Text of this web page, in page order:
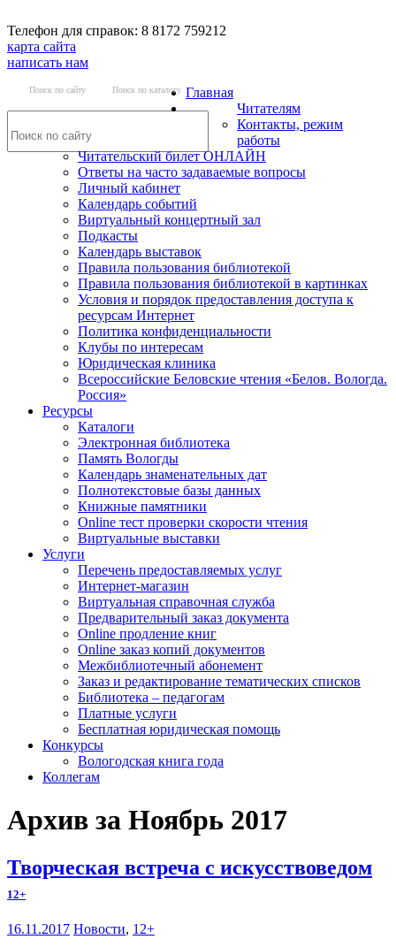
Телефон для справок: 8 8172 759212
карта сайта
написать нам
Поиск по сайту Поиск по каталогу Главная
Читателям
Контакты, режим
работы
Читательский билет ОНЛАЙН
Ответы на часто задаваемые вопросы
Личный кабинет
Календарь событий
Виртуальный концертный зал
Подкасты
Календарь выставок
Правила пользования библиотекой
Правила пользования библиотекой в картинках
Условия и порядок предоставления доступа к
ресурсам Интернет
Политика конфиденциальности
Клубы по интересам
Юридическая клиника
Всероссийские Беловские чтения «Белов. Вологда.
Россия»
Ресурсы
Каталоги
Электронная библиотека
Память Вологды
Календарь знаменательных дат
Полнотекстовые базы данных
Книжные памятники
Online тест проверки скорости чтения
Виртуальные выставки
Услуги
Перечень предоставляемых услуг
Интернет-магазин
Виртуальная справочная служба
Предварительный заказ документа
Online продление книг
Online заказ копий документов
Межбиблиотечный абонемент
Заказ и редактирование тематических списков
Библиотека – педагогам
Платные услуги
Бесплатная юридическая помощь
Конкурсы
Вологодская книга года
Коллегам
Архив за Ноябрь 2017
Творческая встреча с искусствоведом
12+
16.11.2017 Новости, 12+